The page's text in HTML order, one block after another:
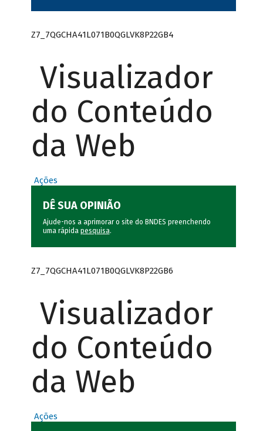
Z7_7QGCHA41L071B0QGLVK8P22GB4
Visualizador
do Conteúdo
da Web
Ações
DÊ SUA OPINIÃO
Ajude-nos a aprimorar o site do BNDES preenchendo
uma rápida pesquisa.
Z7_7QGCHA41L071B0QGLVK8P22GB6
Visualizador
do Conteúdo
da Web
Ações